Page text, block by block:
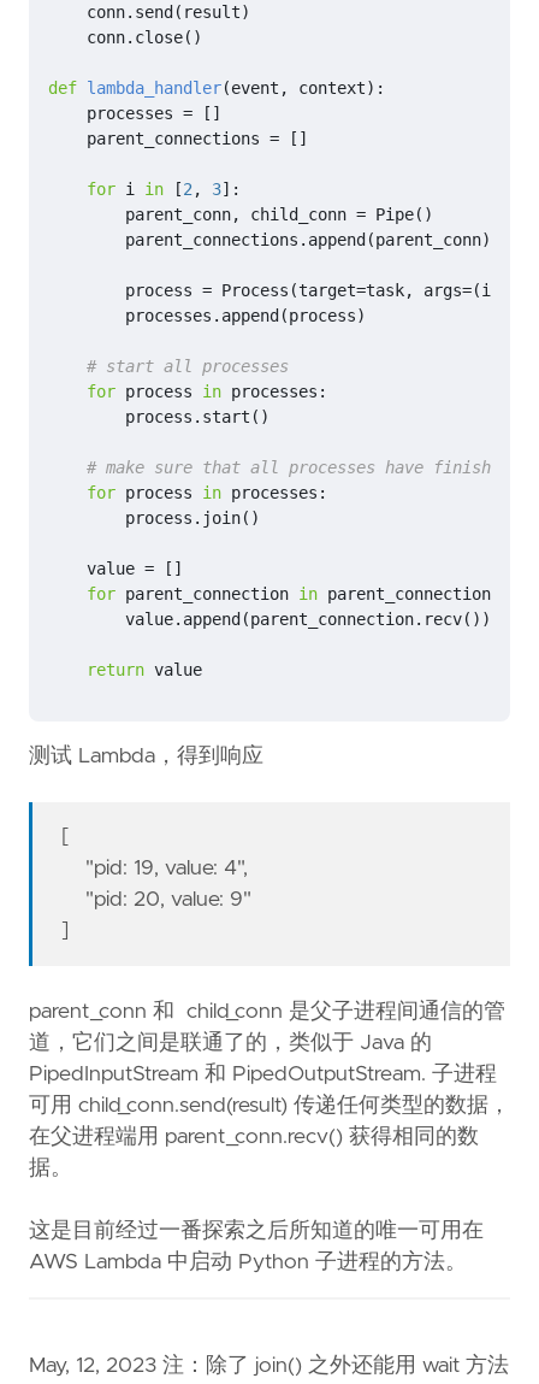
conn. send ( result)
conn. close()
def lambda_handler(event , context):
processes =
[]
parent_connections = []
for i in [2 , 3]:
parent_conn, child_conn = Pipe()
parent_connections . append (parent_conn)
process = Process (target=task, args=(i
processes . append (process)
# start all processes
for process in processes :
process . start ()
# make sure that all processes have finished
for process in processes :
process . join()
value =
[]
for parent_connection in parent_connections
value. append (parent_connection. recv())
return value
测试 Lambda，得到响应
"pid: 19, value: 4",
"pid: 20, value: 9"
parent_conn 和 child_conn 是父子进程间通信的管
道，它们之间是联通了的，类似于 Java 的
PipedInputStream 和 PipedOutputStream. 子进程
可用 child_conn.send(result) 传递任何类型的数据，
在父进程端用 parent_conn.recv() 获得相同的数
据。
这是目前经过一番探索之后所知道的唯一可用在
AWS Lambda 中启动 Python 子进程的方法。
May, 12, 2023 注：除了 join() 之外还能用 wait 方法